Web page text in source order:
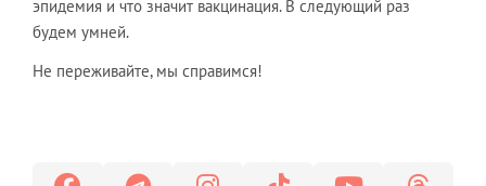
эпидемия и что значит вакцинация. В следующий раз
будем умней.
​Не переживайте, мы справимся!